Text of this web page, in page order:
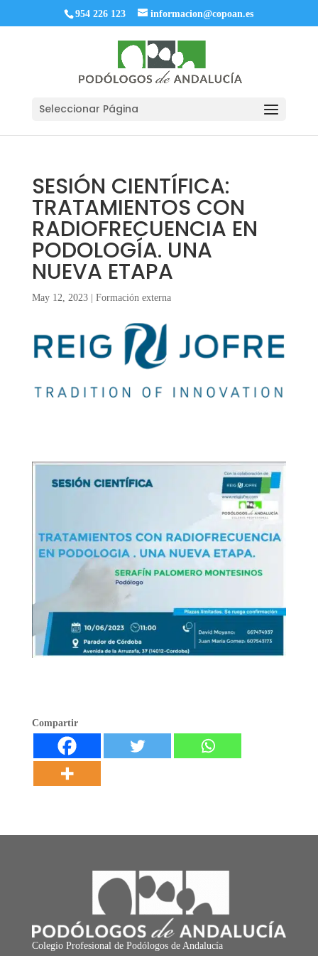
954 226 123 informacion@copoan.es
Seleccionar Página
SESIÓN CIENTÍFICA:
TRATAMIENTOS CON
RADIOFRECUENCIA EN
PODOLOGÍA. UNA
NUEVA ETAPA
May 12, 2023| Formación externa
Compartir
Colegio Profesional de Podólogos de Andalucía